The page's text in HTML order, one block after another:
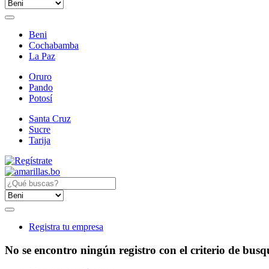
Beni
Cochabamba
La Paz
Oruro
Pando
Potosí
Santa Cruz
Sucre
Tarija
Registra tu empresa
No se encontro ningún registro con el criterio de